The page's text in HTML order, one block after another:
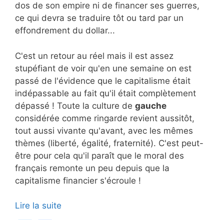
dos de son empire ni de financer ses guerres,
ce qui devra se traduire tôt ou tard par un
effondrement du dollar...
C'est un retour au réel mais il est assez
stupéfiant de voir qu'en une semaine on est
passé de l'évidence que le capitalisme était
indépassable au fait qu'il était complètement
dépassé ! Toute la culture de gauche
considérée comme ringarde revient aussitôt,
tout aussi vivante qu'avant, avec les mêmes
thèmes (liberté, égalité, fraternité). C'est peut-
être pour cela qu'il paraît que le moral des
français remonte un peu depuis que la
capitalisme financier s'écroule !
Lire la suite